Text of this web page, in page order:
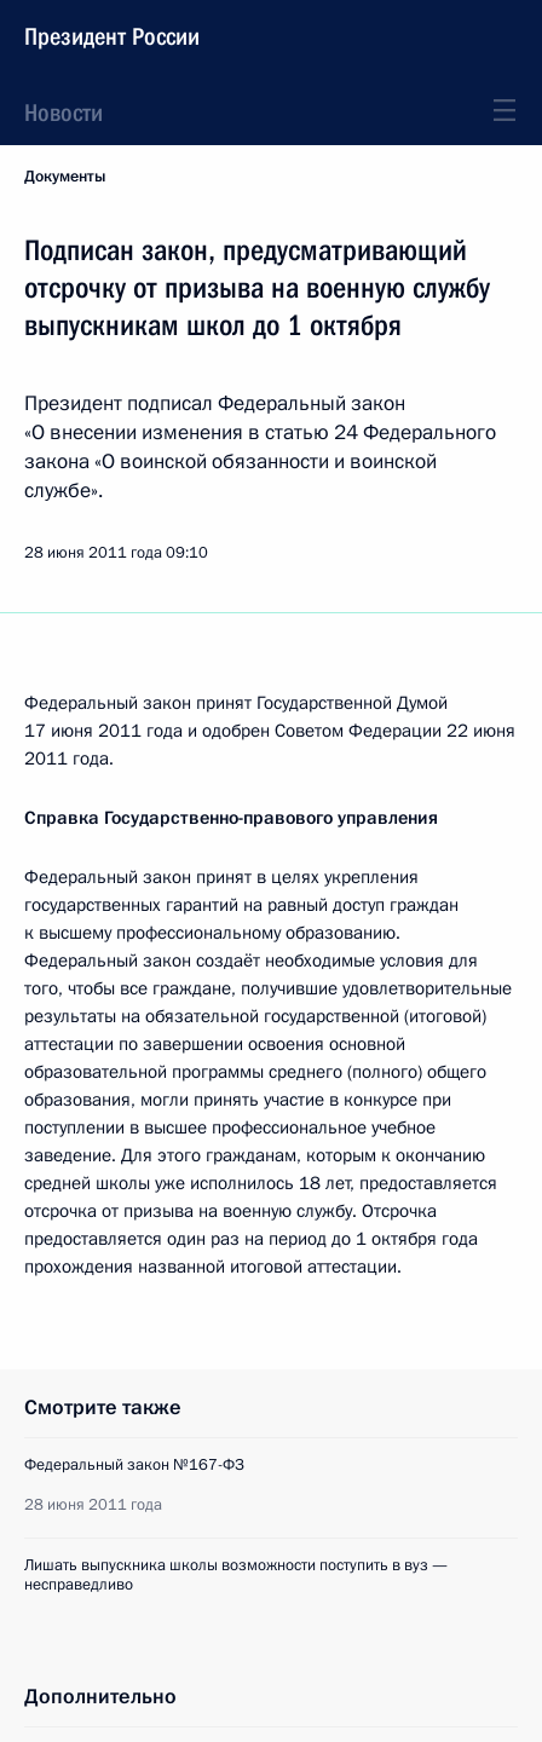
Президент России
Новости
Документы
Подписан закон, предусматривающий
отсрочку от призыва на военную службу
выпускникам школ до 1 октября
Президент подписал Федеральный закон
«О внесении изменения в статью 24 Федерального
закона «О воинской обязанности и воинской
службе».
28 июня 2011 года09:10
Федеральный закон принят Государственной Думой
17 июня 2011 года и одобрен Советом Федерации 22 июня
2011 года.
Справка Государственно-правового управления
Федеральный закон принят в целях укрепления
государственных гарантий на равный доступ граждан
к высшему профессиональному образованию.
Федеральный закон создаёт необходимые условия для
того, чтобы все граждане, получившие удовлетворительные
результаты на обязательной государственной (итоговой)
аттестации по завершении освоения основной
образовательной программы среднего (полного) общего
образования, могли принять участие в конкурсе при
поступлении в высшее профессиональное учебное
заведение. Для этого гражданам, которым к окончанию
средней школы уже исполнилось 18 лет, предоставляется
отсрочка от призыва на военную службу. Отсрочка
предоставляется один раз на период до 1 октября года
прохождения названной итоговой аттестации.
Смотрите также
Федеральный закон №167-ФЗ
28 июня 2011 года
Лишать выпускника школы возможности поступить в вуз —
несправедливо
Дополнительно